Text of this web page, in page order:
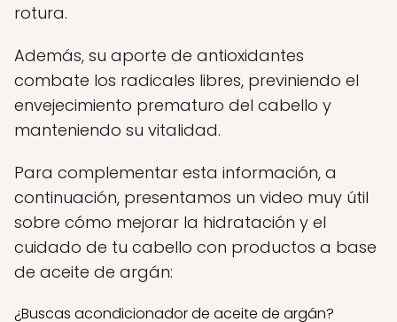
rotura.
Además, su aporte de antioxidantes
combate los radicales libres, previniendo el
envejecimiento prematuro del cabello y
manteniendo su vitalidad.
Para complementar esta información, a
continuación, presentamos un video muy útil
sobre cómo mejorar la hidratación y el
cuidado de tu cabello con productos a base
de aceite de argán:
¿Buscas acondicionador de aceite de argán?